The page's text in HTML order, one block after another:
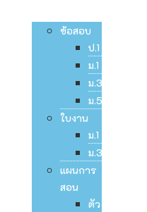
ข้อสอบ
ป.1
ม.1
ม.3
ม.5
ใบงาน
ม.1
ม.3
แผนการ
สอน
ตัว